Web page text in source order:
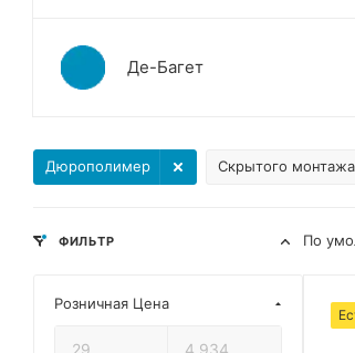
Де-Багет
Скрытого монтажа
Дюрополимер
По
ФИЛЬТР
Розничная Цена